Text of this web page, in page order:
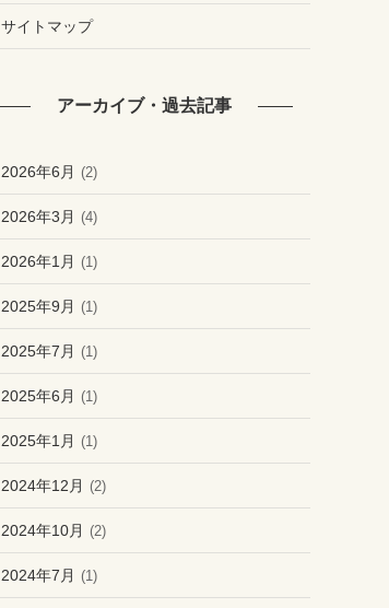
サイトマップ
アーカイブ・過去記事
2026年6月 (2)
2026年3月 (4)
2026年1月 (1)
2025年9月 (1)
2025年7月 (1)
2025年6月 (1)
2025年1月 (1)
2024年12月 (2)
2024年10月 (2)
2024年7月 (1)